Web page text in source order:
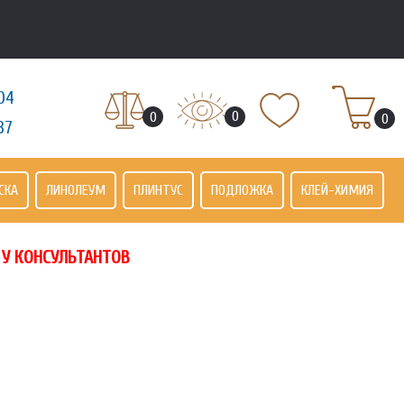
0 0 0
ЛИНОЛЕУМ ПЛИНТУС ПОДЛОЖКА КЛЕЙ-ХИМИЯ
КОНСУЛЬТАНТОВ